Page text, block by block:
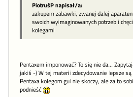
PiotruśP napisał/a:
zakupem zabawki, zwanej dalej
swoich wyimaginowanych potrzeb i
kolegami
Pentaxem imponować? To się nie da...
jakiś -) W tej materii zdecydowanie lepsze
Pentaxa kolegom gul nie skoczy, ale za to
podnieść